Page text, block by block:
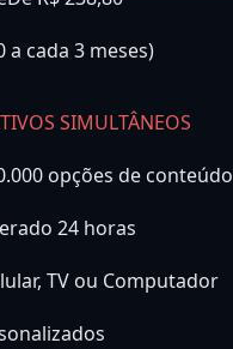
a cada 3 meses)
SIMULTÂNEOS
opções de conteúdo
24 horas
TV ou Computador